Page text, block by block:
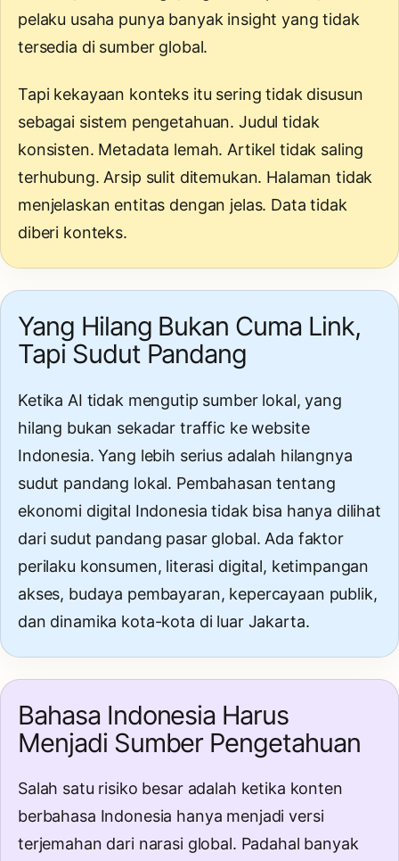
pelaku usaha punya banyak insight yang tidak
tersedia di sumber global.
Tapi kekayaan konteks itu sering tidak disusun
sebagai sistem pengetahuan. Judul tidak
konsisten. Metadata lemah. Artikel tidak saling
terhubung. Arsip sulit ditemukan. Halaman tidak
menjelaskan entitas dengan jelas. Data tidak
diberi konteks.
Yang Hilang Bukan Cuma Link,
Tapi Sudut Pandang
Ketika AI tidak mengutip sumber lokal, yang
hilang bukan sekadar traffic ke website
Indonesia. Yang lebih serius adalah hilangnya
sudut pandang lokal. Pembahasan tentang
ekonomi digital Indonesia tidak bisa hanya dilihat
dari sudut pandang pasar global. Ada faktor
perilaku konsumen, literasi digital, ketimpangan
akses, budaya pembayaran, kepercayaan publik,
dan dinamika kota-kota di luar Jakarta.
Bahasa Indonesia Harus
Menjadi Sumber Pengetahuan
Salah satu risiko besar adalah ketika konten
berbahasa Indonesia hanya menjadi versi
terjemahan dari narasi global. Padahal banyak